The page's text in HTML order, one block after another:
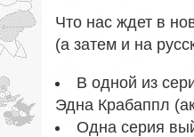
Что нас ждет в
(а затем и на
В одной из
Эдна Крабаппл
Одна серия